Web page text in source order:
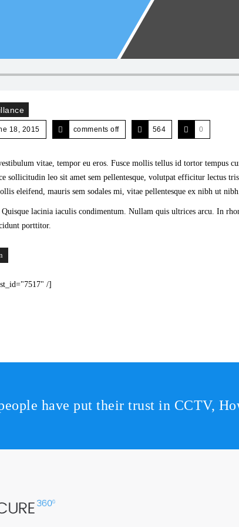
18, 2015 comments off 564 0
vitae, tempor eu eros. Fusce mollis tellus id tortor tempus
sollicitudin leo sit amet sem pellentesque, volutpat efficitur lectus
eleifend, mauris sem sodales mi, vitae pellentesque ex nibh ut
lacinia iaculis condimentum. Nullam quis ultrices arcu. In
porttitor.
/]
have put their trust in CCTV,